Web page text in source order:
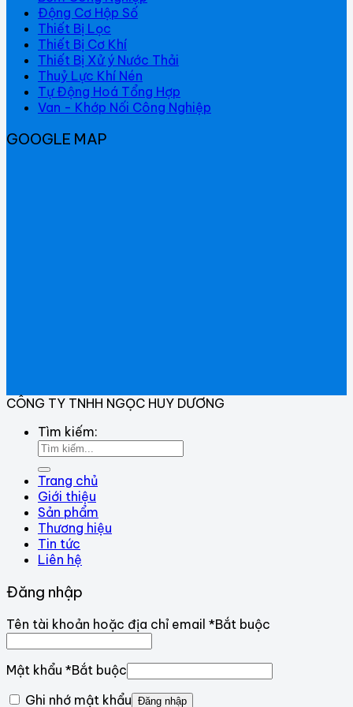
Động Cơ Hộp Số
Thiết Bị Lọc
Thiết Bị Cơ Khí
Thiết Bị Xử ý Nước Thải
Thuỷ Lực Khí Nén
Tự Động Hoá Tổng Hợp
Van - Khớp Nối Công Nghiệp
GOOGLE MAP
CÔNG TY TNHH NGỌC HUY DƯƠNG
Tìm kiếm:
Trang chủ
Giới thiệu
Sản phẩm
Thương hiệu
Tin tức
Liên hệ
Đăng nhập
Tên tài khoản hoặc địa chỉ email *Bắt buộc
Mật khẩu *Bắt buộc
Ghi nhớ mật khẩu Đăng nhập